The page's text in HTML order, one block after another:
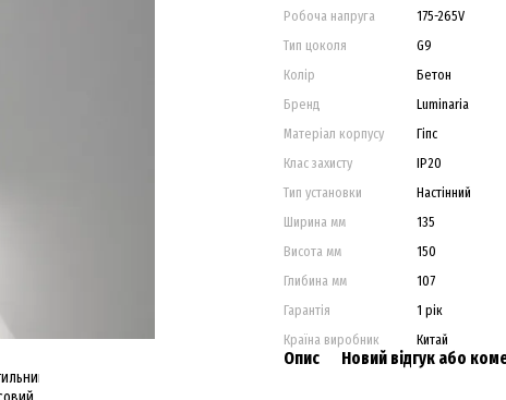
Робоча напруга
175-265V
Тип цоколя
G9
Колір
Бетон
Бренд
Luminaria
Матеріал корпусу
Гіпс
Клас захисту
IP20
Тип установки
Настінний
Ширина мм
135
Висота мм
150
Глибина мм
107
Гарантія
1 рік
Країна виробник
Китай
Опис Новий відгук або